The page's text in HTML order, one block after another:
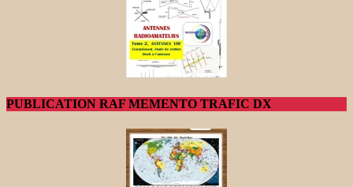
PUBLICATION RAF MEMENTO TRAFIC DX